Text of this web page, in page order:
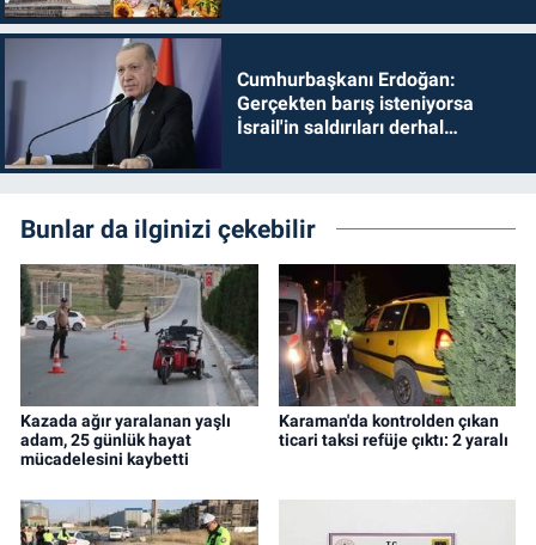
Cumhurbaşkanı Erdoğan:
Gerçekten barış isteniyorsa
İsrail'in saldırıları derhal
Bunlar da ilginizi çekebilir
Kazada ağır yaralanan yaşlı
adam, 25 günlük hayat
mücadelesini kaybetti
Karaman'da kontrolden çıkan
ticari taksi refüje çıktı: 2 yaralı